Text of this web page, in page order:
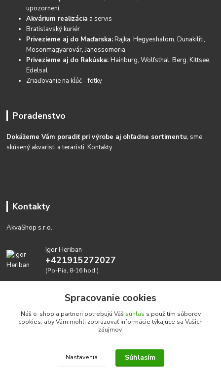
upozornení
Akvárium realizácia a servis
Bratislavský kuriér
Privezieme aj do Maďarska:Rajka, Hegyeshalom, Dunakiliti,
Mosonmagyarovár, Janossomoria
Privezieme aj do Rakúska:Hainburg, Wolfsthal, Berg, Kittsee,
Edelsal
Zriaďovanie na kĺúč - fotky
Poradenstvo
Dokážeme Vám poradiť pri výrobe aj ohľadne sortimentu, sme
skúsený akvaristi a teraristi.Kontakty
Kontakty
AkvaShop s.r.o.
Igor Heriban
+421915272027
(Po-Pia, 8-16 hod.)
Realizujeme prírodné akvária: AkvaShop s.r.o. • IBAN:
SK3911000000002947087849
Spracovanie cookies
Náš e-shop a partneri potrebujú Váš súhlas s použitím súborov
cookies, aby Vám mohli zobrazovať informácie týkajúce sa Vašich
záujmov.
Nastavenia Súhlasím